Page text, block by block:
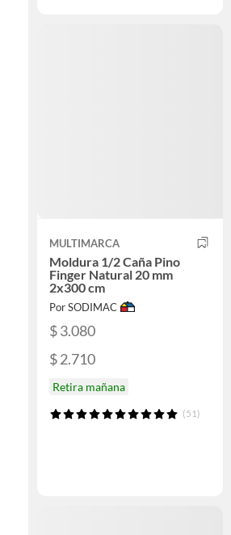
MULTIMARCA
Moldura 1/2 Caña Pino
Finger Natural 20 mm
2x300 cm
Por SODIMAC
$ 3.080
$ 2.710
Retira mañana
(51)